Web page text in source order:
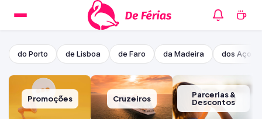
do Porto de Lisboa de Faro da Madeira dos
Promoções Cruzeiros
Parcerias &
Descontos